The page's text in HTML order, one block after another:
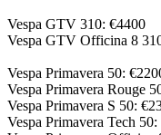
Vespa GTV 310: €4400
Vespa GTV Officina 8
Vespa Primavera 50:
Vespa Primavera Rouge
Vespa Primavera S 50:
Vespa Primavera Tech